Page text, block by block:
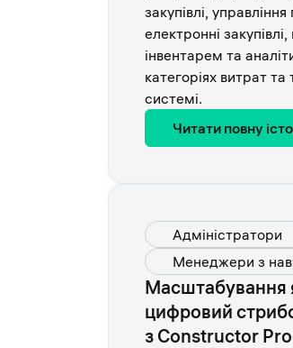
закупівлі,
електронні
інвентарем та
категоріях витрат та
системі.
Читати повну
Адміністратори
Менеджери з
Масштабування
цифровий
з Constructor